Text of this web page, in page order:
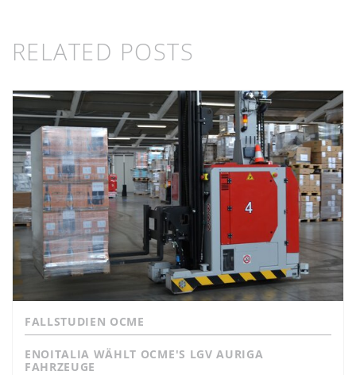
RELATED POSTS
FALLSTUDIEN OCME
ENOITALIA WÄHLT OCME'S LGV AURIGA
FAHRZEUGE